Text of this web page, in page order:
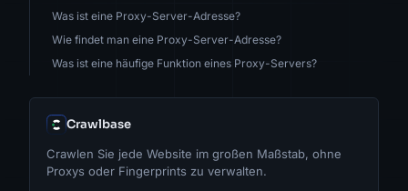
Was ist eine Proxy-Server-Adresse?
Wie findet man eine Proxy-Server-Adresse?
Was ist eine häufige Funktion eines Proxy-Servers?
Crawlbase
Crawlen Sie jede Website im großen Maßstab, ohne
Proxys oder Fingerprints zu verwalten.